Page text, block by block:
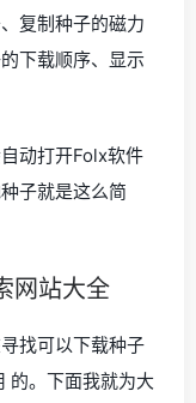
复制种子的磁力
下载顺序、显示
动打开Folx软件
子就是这么简
网站大全
找可以下载种子
的。下面我就为大